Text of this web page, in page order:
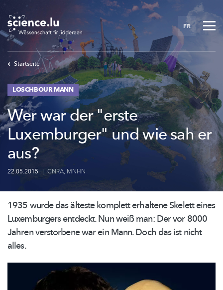
Skip
main
content
FR
Startseite
LOSCHBOUR MANN
Wer war der "erste
Luxemburger" und wie sah er
aus?
22.05.2015 | CNRA, MNHN
1935 wurde das älteste komplett erhaltene Skelett eines
Luxemburgers entdeckt. Nun weiß man: Der vor 8000
Jahren verstorbene war ein Mann. Doch das ist nicht
alles.